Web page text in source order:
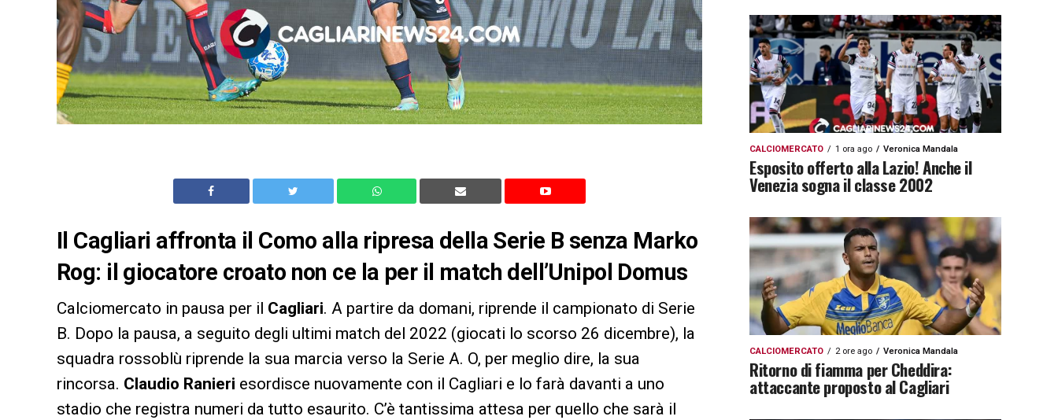
Il Cagliari affronta il Como alla ripresa della Serie B senza Marko
Rog: il giocatore croato non ce la per il match dell’Unipol Domus
Calciomercato in pausa per il Cagliari. A partire da domani, riprende il campionato di Serie
B. Dopo la pausa, a seguito degli ultimi match del 2022 (giocati lo scorso 26 dicembre), la
squadra rossoblù riprende la sua marcia verso la Serie A. O, per meglio dire, la sua
rincorsa. Claudio Ranieri esordisce nuovamente con il Cagliari e lo farà davanti a uno
stadio che registra numeri da tutto esaurito. C’è tantissima attesa per quello che sarà il
CALCIOMERCATO 1 ora ago Veronica Mandala
Esposito offerto alla Lazio! Anche il
Venezia sogna il classe 2002
CALCIOMERCATO 2 ore ago Veronica Mandala
Ritorno di fiamma per Cheddira:
attaccante proposto al Cagliari